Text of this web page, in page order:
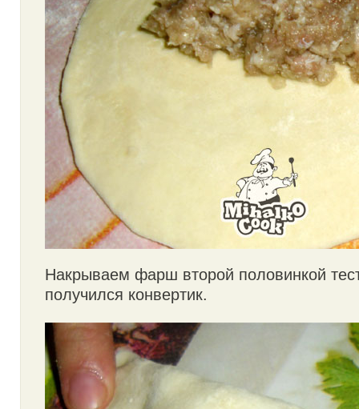
Накрываем фарш второй половинкой
получился конвертик.